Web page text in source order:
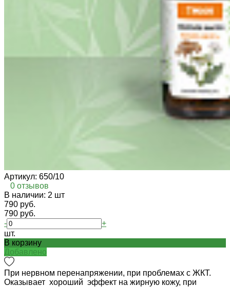
Артикул: 650/10
0 отзывов
В наличии: 2 шт
790 руб.
790 руб.
-
+
шт.
В корзину
Добавлено
При нервном перенапряжении, при проблемах с ЖКТ.
Оказывает хороший эффект на жирную кожу, при